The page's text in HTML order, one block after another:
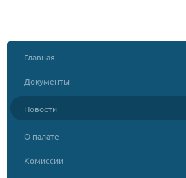
Главная
Документы
Новости
О палате
Комиссии